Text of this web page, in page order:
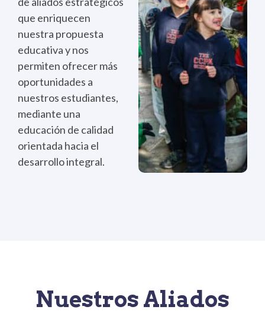
que enriquecen
nuestra propuesta
educativa y nos
permiten ofrecer más
oportunidades a
nuestros estudiantes,
mediante una
educación de calidad
orientada hacia el
desarrollo integral.
Nuestros Aliados